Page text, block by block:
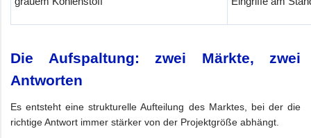
Die Aufspaltung: zwei Märkte, zwei
Antworten
Es entsteht eine strukturelle Aufteilung des Marktes, bei der die
richtige Antwort immer stärker von der Projektgröße abhängt.